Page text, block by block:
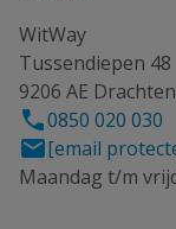
WitWay
Tussendiepen 48
9206 AE Drachten
0850 020 030
[email
Maandag t/m